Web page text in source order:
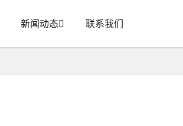
新闻动态 联系我们